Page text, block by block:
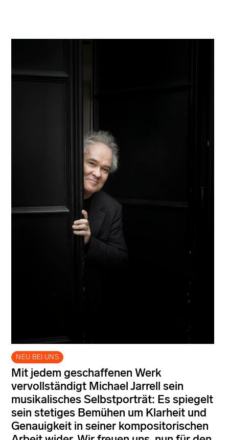
NEU BEI UNS
Mit jedem geschaffenen Werk
vervollständigt Michael Jarrell sein
musikalisches Selbstporträt: Es spiegelt
sein stetiges Bemühen um Klarheit und
Genauigkeit in seiner kompositorischen